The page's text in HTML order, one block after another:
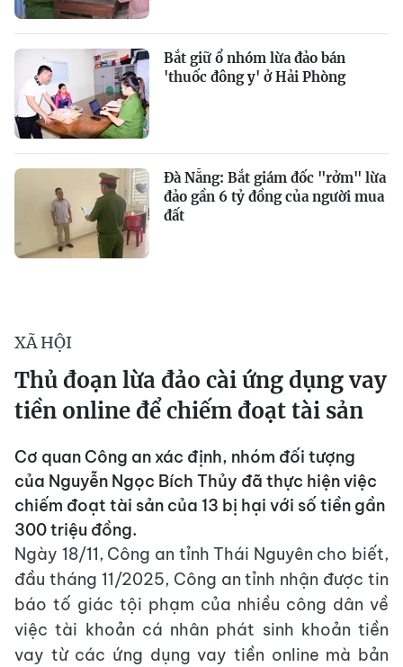
Bắt giữ ổ nhóm lừa đảo bán
'thuốc đông y' ở Hải Phòng
Đà Nẵng: Bắt giám đốc "rởm" lừa
đảo gần 6 tỷ đồng của người mua
đất
XÃ HỘI
Thủ đoạn lừa đảo cài ứng dụng vay
tiền online để chiếm đoạt tài sản
Cơ quan Công an xác định, nhóm đối tượng
của Nguyễn Ngọc Bích Thủy đã thực hiện việc
chiếm đoạt tài sản của 13 bị hại với số tiền gần
300 triệu đồng.
Ngày 18/11, Công an tỉnh Thái Nguyên cho biết,
đầu tháng 11/2025, Công an tỉnh nhận được tin
báo tố giác tội phạm của nhiều công dân về
việc tài khoản cá nhân phát sinh khoản tiền
vay từ các ứng dụng vay tiền online mà bản